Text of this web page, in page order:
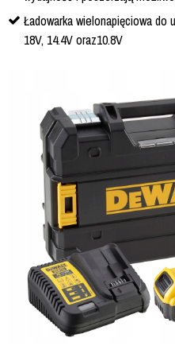
Ładowarka wielonapięciowa
18V, 14.4V oraz10.8V